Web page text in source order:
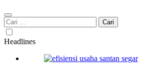
Cari
untuk:
Headlines